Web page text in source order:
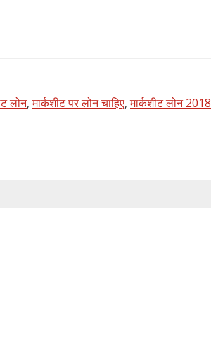
लोन,मार्कशीट पर लोन चाहिए,मार्कशीट लोन 2018